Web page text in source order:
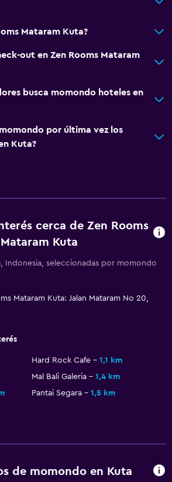
Mataram Kuta?
out en Zen Rooms Mataram
busca momondo hoteles en
por última vez los
Kuta?
cerca de Zen Rooms
Mataram Kuta
Indonesia, seleccionadas por momondo
Mataram Kuta: Jalan Mataram No 20,
Hard Rock Cafe
1,1 km
Mal Bali Galeria
1,4 km
Pantai Segara 1,5 km
de momondo en Kuta